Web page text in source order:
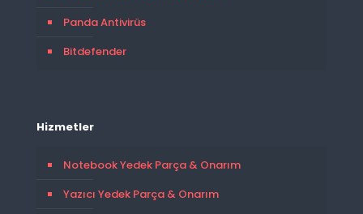
Panda Antivirüs
Bitdefender
Hizmetler
Notebook Yedek Parça & Onarım
Yazıcı Yedek Parça & Onarım